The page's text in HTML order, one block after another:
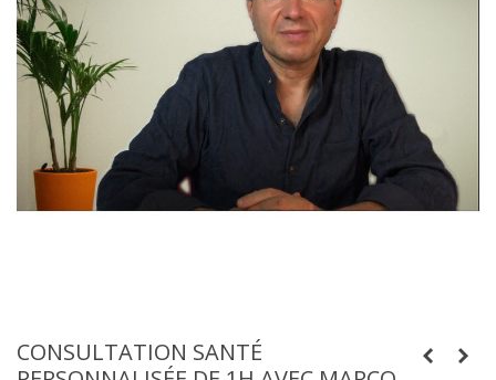
CONSULTATION SANTÉ